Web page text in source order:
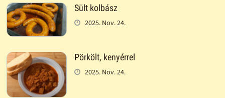
Sült kolbász
2025. Nov. 24.
Pörkölt, kenyérrel
2025. Nov. 24.